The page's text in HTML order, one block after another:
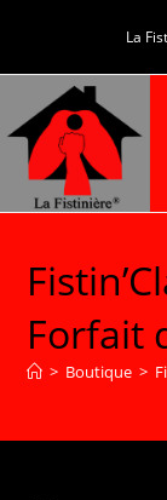
La
Forfait
> Boutique >